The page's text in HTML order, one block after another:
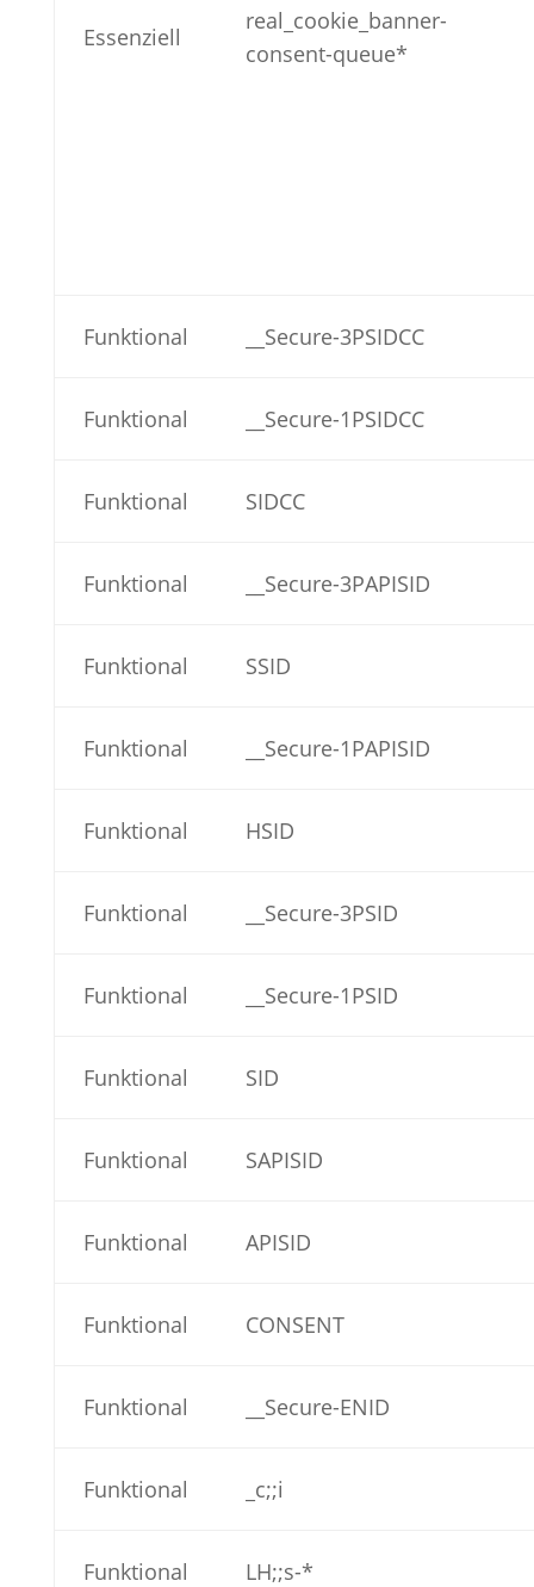
Essenziell
real_cookie_banner-
consent-queue*
Funktional __Secure-3PSIDCC
Funktional __Secure-1PSIDCC
Funktional SIDCC
Funktional __Secure-3PAPISID
Funktional SSID
Funktional __Secure-1PAPISID
Funktional HSID
Funktional __Secure-3PSID
Funktional __Secure-1PSID
Funktional SID
Funktional SAPISID
Funktional APISID
Funktional CONSENT
Funktional __Secure-ENID
Funktional _c;;i
Funktional LH;;s-*